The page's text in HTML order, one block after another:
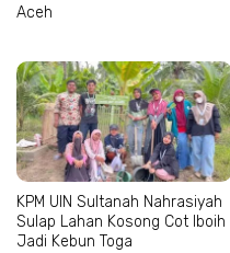
Aceh
KPM UIN Sultanah Nahrasiyah
Sulap Lahan Kosong Cot Iboih
Jadi Kebun Toga